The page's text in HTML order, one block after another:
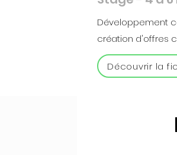
Développement
création d'offres
Découvrir la